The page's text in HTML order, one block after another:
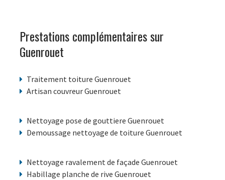
Prestations complémentaires sur
Guenrouet
Traitement toiture Guenrouet
Artisan couvreur Guenrouet
Nettoyage pose de gouttiere Guenrouet
Demoussage nettoyage de toiture Guenrouet
Nettoyage ravalement de façade Guenrouet
Habillage planche de rive Guenrouet